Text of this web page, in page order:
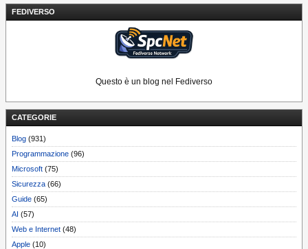
FEDIVERSO
Questo è un blog nel Fediverso
CATEGORIE
Blog (931)
Programmazione (96)
Microsoft (75)
Sicurezza (66)
Guide (65)
AI (57)
Web e Internet (48)
Apple (10)